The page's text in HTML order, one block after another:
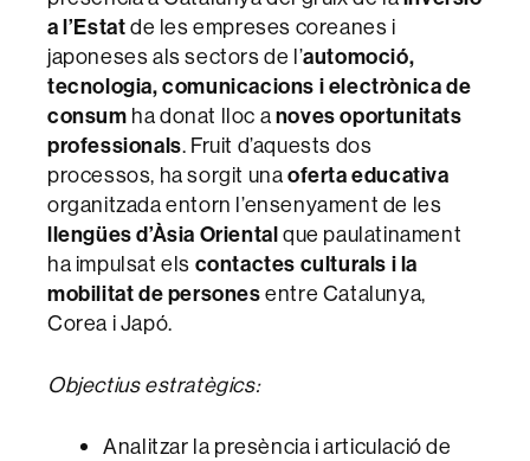
a l’Estatde les empreses coreanes i
japoneses als sectors de l’automoció,
tecnologia, comunicacions i electrònica de
consum ha donat lloc anoves oportunitats
professionals. Fruit d’aquests dos
processos, ha sorgit unaoferta educativa
organitzada entorn l’ensenyament de les
llengües d’Àsia Orientalque paulatinament
ha impulsat els contactes culturals i la
mobilitat de personesentre Catalunya,
Corea i Japó.
Objectius estratègics:
Analitzar la presència i articulació de